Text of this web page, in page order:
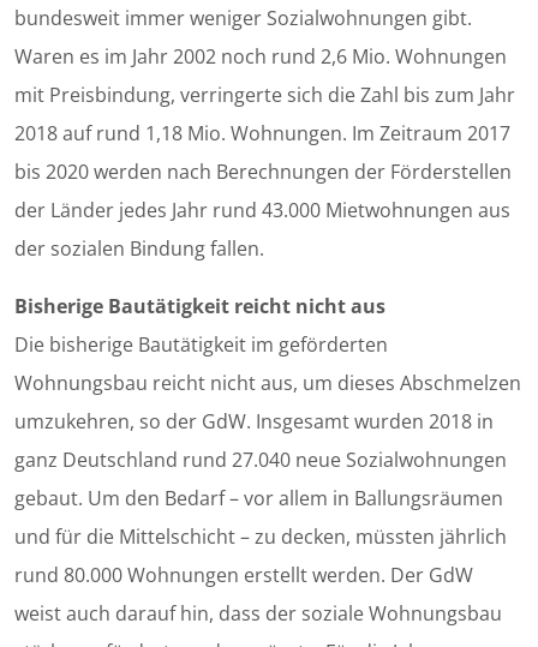
bundesweit immer weniger Sozialwohnungen gibt.
Waren es im Jahr 2002 noch rund 2,6 Mio. Wohnungen
mit Preisbindung, verringerte sich die Zahl bis zum Jahr
2018 auf rund 1,18 Mio. Wohnungen. Im Zeitraum 2017
bis 2020 werden nach Berechnungen der Förderstellen
der Länder jedes Jahr rund 43.000 Mietwohnungen aus
der sozialen Bindung fallen.
Bisherige Bautätigkeit reicht nicht aus
Die bisherige Bautätigkeit im geförderten
Wohnungsbau reicht nicht aus, um dieses Abschmelzen
umzukehren, so der GdW. Insgesamt wurden 2018 in
ganz Deutschland rund 27.040 neue Sozialwohnungen
gebaut. Um den Bedarf – vor allem in Ballungsräumen
und für die Mittelschicht – zu decken, müssten jährlich
rund 80.000 Wohnungen erstellt werden. Der GdW
weist auch darauf hin, dass der soziale Wohnungsbau